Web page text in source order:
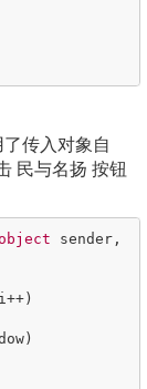
传入对象自
民与名扬 按钮
sender,
i ++)
)